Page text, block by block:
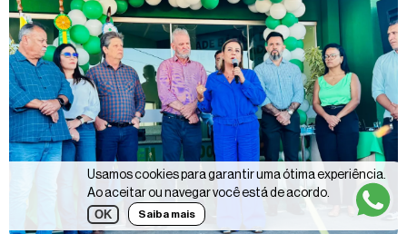
Usamos cookies para garantir uma ótima experiência.
Ao aceitar ou navegar você está de acordo.
OK Saiba mais